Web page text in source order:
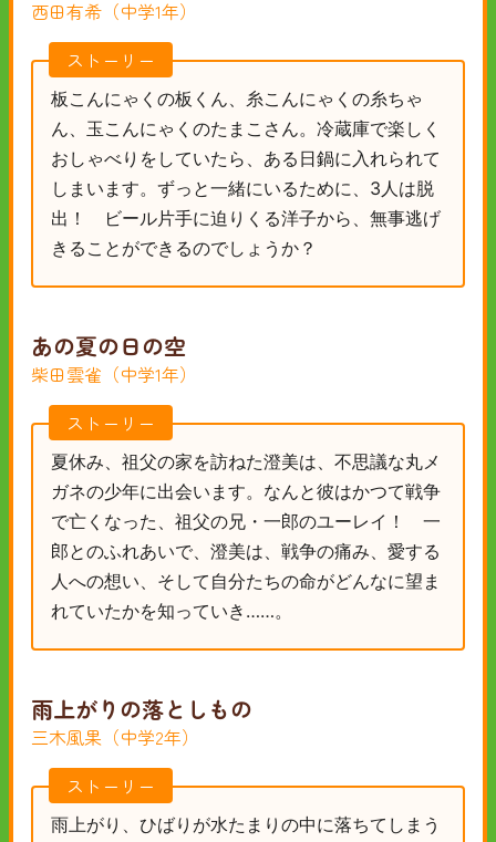
西田有希（中学1年）
ストーリー
板こんにゃくの板くん、糸こんにゃくの糸ちゃ
ん、玉こんにゃくのたまこさん。冷蔵庫で楽しく
おしゃべりをしていたら、ある日鍋に入れられて
しまいます。ずっと一緒にいるために、3人は脱
出！ ビール片手に迫りくる洋子から、無事逃げ
きることができるのでしょうか？
あの夏の日の空
柴田雲雀（中学1年）
ストーリー
夏休み、祖父の家を訪ねた澄美は、不思議な丸メ
ガネの少年に出会います。なんと彼はかつて戦争
で亡くなった、祖父の兄・一郎のユーレイ！ 一
郎とのふれあいで、澄美は、戦争の痛み、愛する
人への想い、そして自分たちの命がどんなに望ま
れていたかを知っていき……。
雨上がりの落としもの
三木風果（中学2年）
ストーリー
雨上がり、ひばりが水たまりの中に落ちてしまう